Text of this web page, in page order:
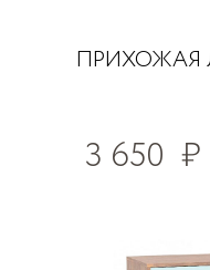
ПРИХОЖАЯ
3 650 ₽